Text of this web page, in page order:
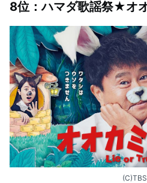
8位：ハマダ歌謡祭★オ
(C)TBS